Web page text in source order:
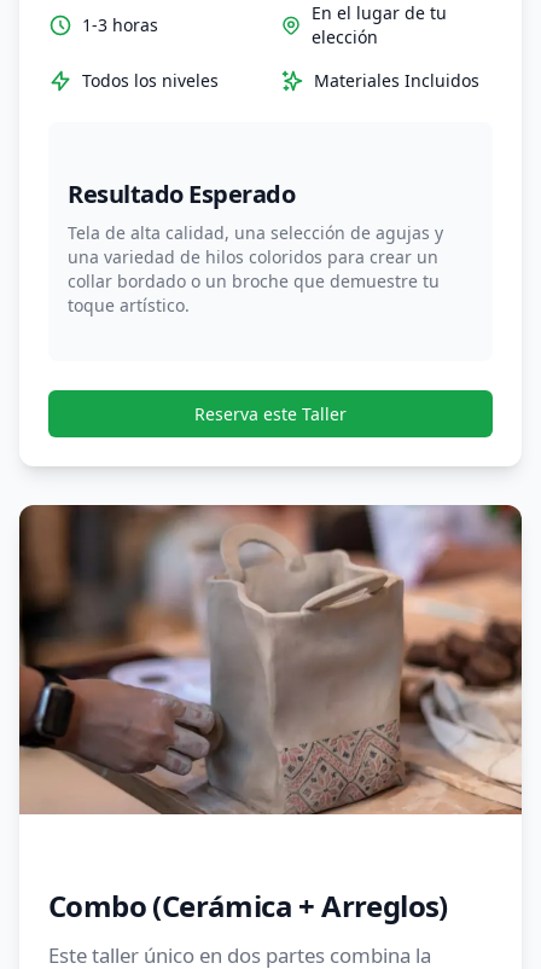
1-3 horas
En el lugar de tu
elección
Todos los niveles
Materiales Incluidos
Resultado Esperado
Tela de alta calidad, una selección de agujas y
una variedad de hilos coloridos para crear un
collar bordado o un broche que demuestre tu
toque artístico.
Reserva este Taller
Combo (Cerámica + Arreglos)
Este taller único en dos partes combina la